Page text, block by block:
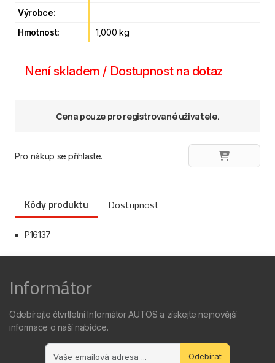
Výrobce:
Hmotnost:
1,000 kg
Není skladem / Dostupnost na dotaz
Cena pouze pro registrované uživatele.
Pro nákup se přihlaste.
Kódy produktu Dostupnost
P16137
Informátor
Odebírejte čtvrtletní Informátor AUTOS a získejte nejnovější
informace o naší nabídce.
Odebírat